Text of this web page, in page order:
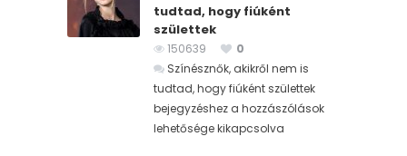
tudtad, hogy fiúként
születtek
150639
0
Színésznők, akikről nem is
tudtad, hogy fiúként születtek
bejegyzéshez a hozzászólások
lehetősége kikapcsolva